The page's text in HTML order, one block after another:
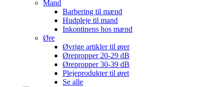
Mand
Barbering til mænd
Hudpleje til mand
Inkontinens hos mænd
Øre
Øvrige artikler til ører
Ørepropper 20-29 dB
Ørepropper 30-39 dB
Plejeprodukter til øret
Se alle